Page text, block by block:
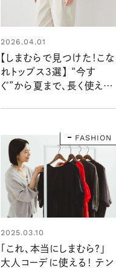
2026.04.01
【しまむらで見つけた！こな
れトップス３選】 “今す
ぐ”から夏まで、長く使え
FASHION
2025.03.10
「これ、本当にしまむら？」
大人コーデに使える！ テン